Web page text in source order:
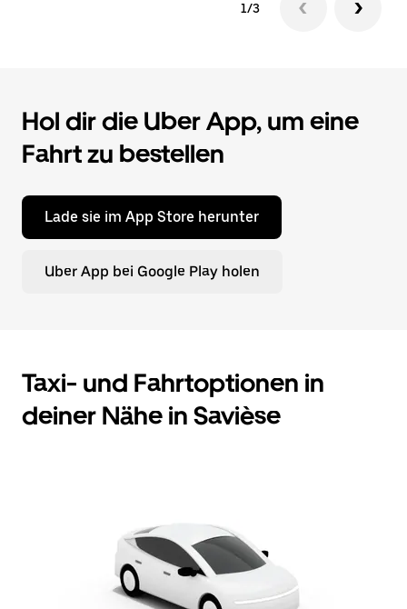
1/3
Hol dir die Uber App, um eine
Fahrt zu bestellen
Lade sie im App Store herunter
Uber App bei Google Play holen
Taxi- und Fahrtoptionen in
deiner Nähe in Savièse